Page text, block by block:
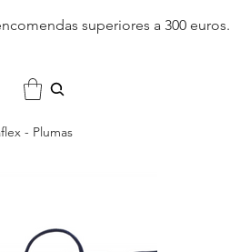
superiores a 300 euros.
- Plumas